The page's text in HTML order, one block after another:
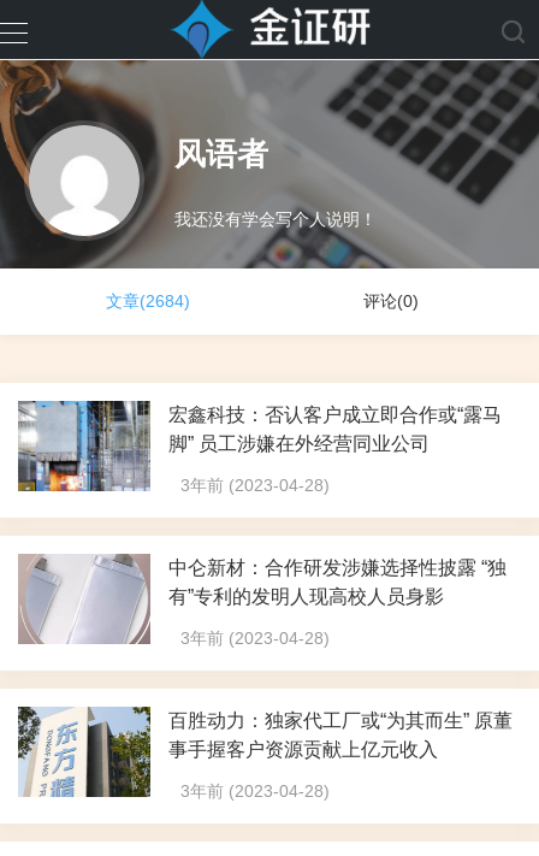
风语者
我还没有学会写个人说明！
文章(2684) 评论(0)
宏鑫科技：否认客户成立即合作或“露马
脚” 员工涉嫌在外经营同业公司
3年前 (2023-04-28)
中仑新材：合作研发涉嫌选择性披露 “独
有”专利的发明人现高校人员身影
3年前 (2023-04-28)
百胜动力：独家代工厂或“为其而生” 原董
事手握客户资源贡献上亿元收入
3年前 (2023-04-28)